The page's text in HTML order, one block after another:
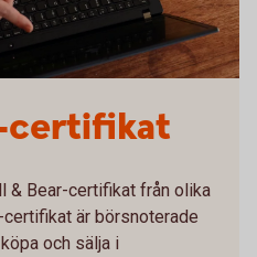
certifikat
& Bear-certifikat från olika
är börsnoterade
och sälja i